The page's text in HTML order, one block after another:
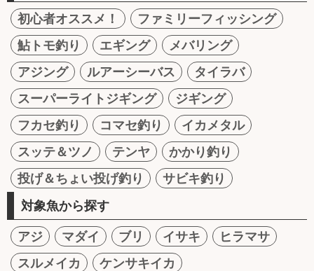
初心者オススメ！
ファミリーフィッシング
鮎トモ釣り
エギング
メバリング
アジング
ルアーシーバス
タイラバ
スーパーライトジギング
ジギング
フカセ釣り
コマセ釣り
イカメタル
スッテ＆ツノ
テンヤ
かかり釣り
投げ＆ちょい投げ釣り
サビキ釣り
対象魚から探す
アジ マダイ ブリ イサキ
ヒラマサ
スルメイカ
ケンサキイカ